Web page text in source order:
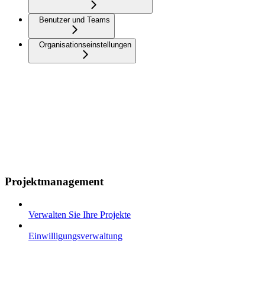
Benutzer und Teams
Organisationseinstellungen
Projektmanagement
Verwalten Sie Ihre Projekte
Einwilligungsverwaltung